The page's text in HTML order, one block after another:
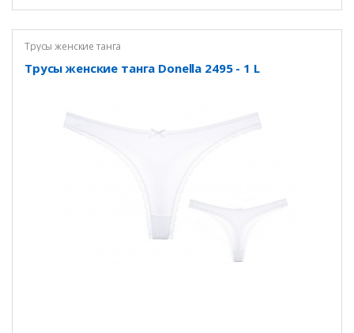
Трусы женские танга
Трусы женские танга Donella 2495 - 1 L